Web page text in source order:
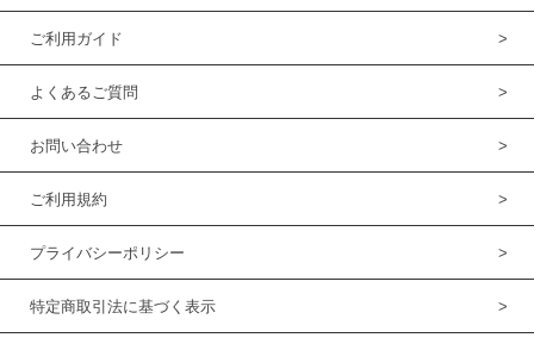
ご利用ガイド
よくあるご質問
お問い合わせ
ご利用規約
プライバシーポリシー
特定商取引法に基づく表示